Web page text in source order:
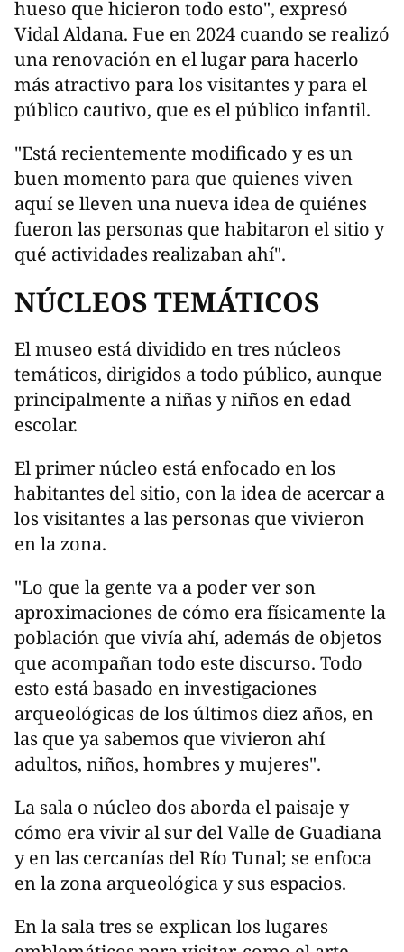
hueso que hicieron todo esto", expresó
Vidal Aldana. Fue en 2024 cuando se realizó
una renovación en el lugar para hacerlo
más atractivo para los visitantes y para el
público cautivo, que es el público infantil.
"Está recientemente modificado y es un
buen momento para que quienes viven
aquí se lleven una nueva idea de quiénes
fueron las personas que habitaron el sitio y
qué actividades realizaban ahí".
NÚCLEOS TEMÁTICOS
El museo está dividido en tres núcleos
temáticos, dirigidos a todo público, aunque
principalmente a niñas y niños en edad
escolar.
El primer núcleo está enfocado en los
habitantes del sitio, con la idea de acercar a
los visitantes a las personas que vivieron
en la zona.
"Lo que la gente va a poder ver son
aproximaciones de cómo era físicamente la
población que vivía ahí, además de objetos
que acompañan todo este discurso. Todo
esto está basado en investigaciones
arqueológicas de los últimos diez años, en
las que ya sabemos que vivieron ahí
adultos, niños, hombres y mujeres".
La sala o núcleo dos aborda el paisaje y
cómo era vivir al sur del Valle de Guadiana
y en las cercanías del Río Tunal; se enfoca
en la zona arqueológica y sus espacios.
En la sala tres se explican los lugares